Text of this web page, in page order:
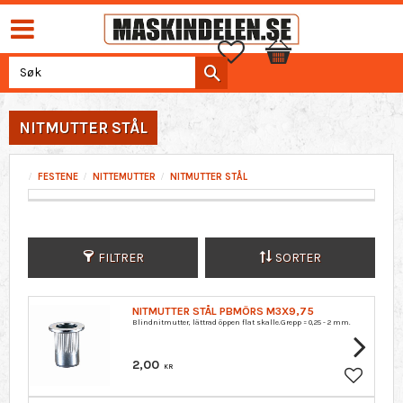
Favoritter
Handlekurv
NITMUTTER STÅL
FESTENE NITTEMUTTER NITMUTTER STÅL
FILTRER SORTER
NITMUTTER STÅL PBMÖRS M3X9,75
Blindnitmutter, lättrad öppen flat skalle.Grepp = 0,25 - 2 mm.
2,00 KR
Lagre